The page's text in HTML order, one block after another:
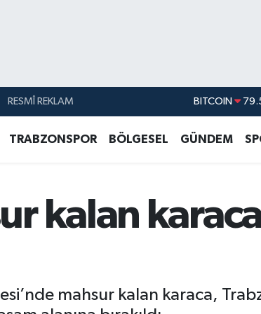
RESMÎ REKLAM
DOLAR
EURO
BİST100
TRABZONSPOR BÖLGESEL GÜNDEM
kalan
mahsur kalan karaca,